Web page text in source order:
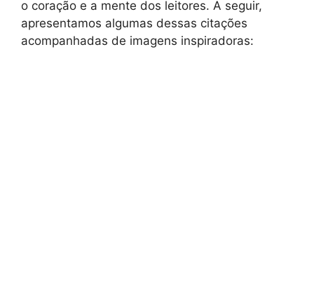
o coração e a mente dos leitores. A seguir,
apresentamos algumas dessas citações
acompanhadas de imagens inspiradoras: